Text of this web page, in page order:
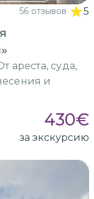
56 отзывов 5
ареста, суда,
и
430€
за экскурсию